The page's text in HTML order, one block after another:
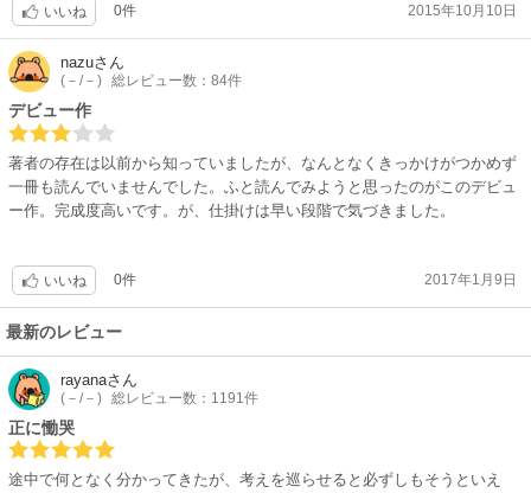
いいね 0件 2015年10月10日
nazuさん
(－/－) 総レビュー数：84件
デビュー作
著者の存在は以前から知っていましたが、なんとなくきっかけがつかめず
一冊も読んでいませんでした。ふと読んでみようと思ったのがこのデビュ
ー作。完成度高いです。が、仕掛けは早い段階で気づきました。
いいね 0件 2017年1月9日
最新のレビュー
rayanaさん
(－/－) 総レビュー数：1191件
正に慟哭
途中で何となく分かってきたが、考えを巡らせると必ずしもそうといえ